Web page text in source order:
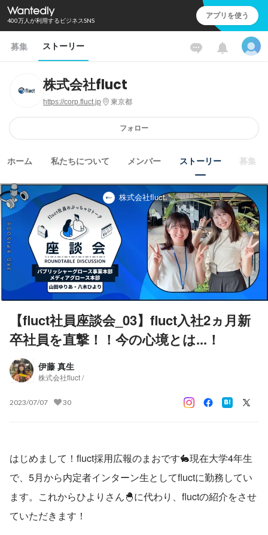
400万人が利用するビジネスSNS アプリを使う
募集 ストーリー
株式会社fluct
https://corp.fluct.jp 東京都
フォロー
ホーム 私たちについて メンバー ストーリー 募集
株式会社fluct
【fluct社員座談会_03】fluct入社2ヵ月新
卒社員を直撃！！今の心境とは...！
伊藤 真生
株式会社fluct /
2023/07/07 30
はじめまして！fluct採用広報のまおです🐇現在大学4年生
で、5月から内定者インターン生としてfluctに勤務してい
ます。これからひよりさん🐣に代わり、fluctの紹介をさせ
ていただきます！